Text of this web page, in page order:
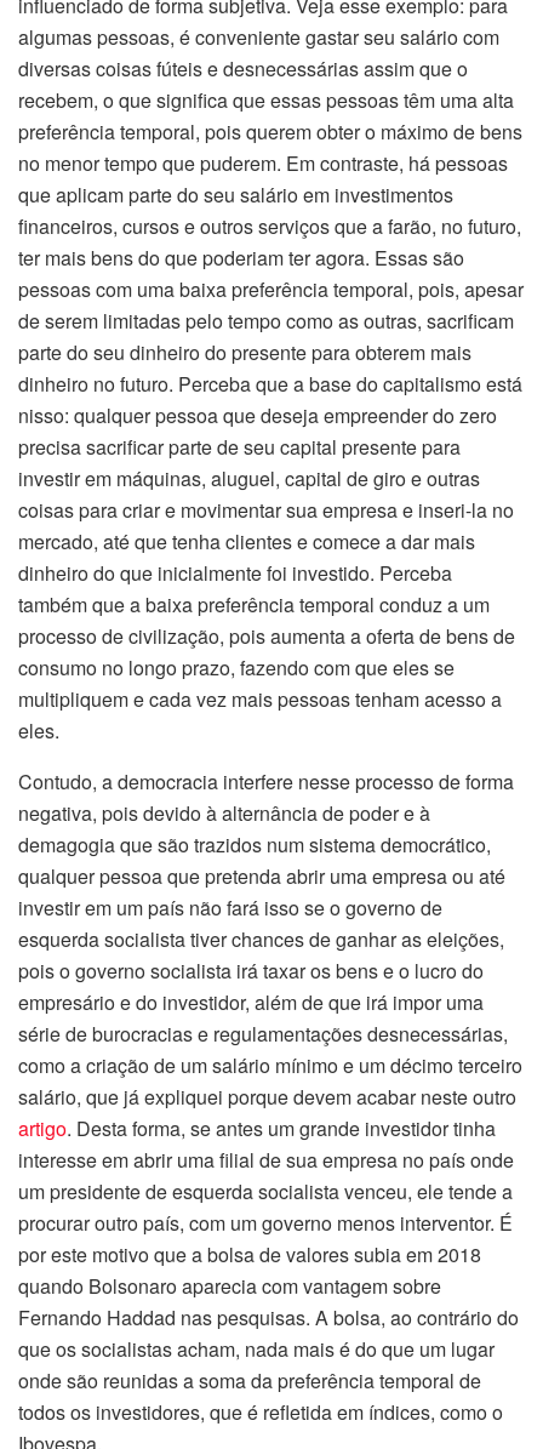
algumas pessoas, é conveniente gastar seu salário com
diversas coisas fúteis e desnecessárias assim que o
recebem, o que significa que essas pessoas têm uma alta
preferência temporal, pois querem obter o máximo de bens
no menor tempo que puderem. Em contraste, há pessoas
que aplicam parte do seu salário em investimentos
financeiros, cursos e outros serviços que a farão, no futuro,
ter mais bens do que poderiam ter agora. Essas são
pessoas com uma baixa preferência temporal, pois, apesar
de serem limitadas pelo tempo como as outras, sacrificam
parte do seu dinheiro do presente para obterem mais
dinheiro no futuro. Perceba que a base do capitalismo está
nisso: qualquer pessoa que deseja empreender do zero
precisa sacrificar parte de seu capital presente para
investir em máquinas, aluguel, capital de giro e outras
coisas para criar e movimentar sua empresa e inseri-la no
mercado, até que tenha clientes e comece a dar mais
dinheiro do que inicialmente foi investido. Perceba
também que a baixa preferência temporal conduz a um
processo de civilização, pois aumenta a oferta de bens de
consumo no longo prazo, fazendo com que eles se
multipliquem e cada vez mais pessoas tenham acesso a
eles.
Contudo, a democracia interfere nesse processo de forma
negativa, pois devido à alternância de poder e à
demagogia que são trazidos num sistema democrático,
qualquer pessoa que pretenda abrir uma empresa ou até
investir em um país não fará isso se o governo de
esquerda socialista tiver chances de ganhar as eleições,
pois o governo socialista irá taxar os bens e o lucro do
empresário e do investidor, além de que irá impor uma
série de burocracias e regulamentações desnecessárias,
como a criação de um salário mínimo e um décimo terceiro
salário, que já expliquei porque devem acabar neste outro
artigo. Desta forma, se antes um grande investidor tinha
interesse em abrir uma filial de sua empresa no país onde
um presidente de esquerda socialista venceu, ele tende a
procurar outro país, com um governo menos interventor. É
por este motivo que a bolsa de valores subia em 2018
quando Bolsonaro aparecia com vantagem sobre
Fernando Haddad nas pesquisas. A bolsa, ao contrário do
que os socialistas acham, nada mais é do que um lugar
onde são reunidas a soma da preferência temporal de
todos os investidores, que é refletida em índices, como o